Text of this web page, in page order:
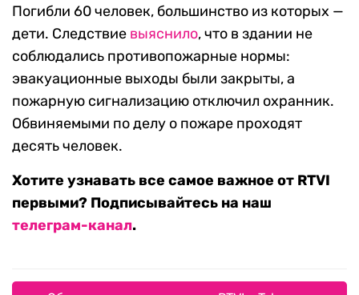
Погибли 60 человек, большинство из которых —
дети. Следствие выяснило, что в здании не
соблюдались противопожарные нормы:
эвакуационные выходы были закрыты, а
пожарную сигнализацию отключил охранник.
Обвиняемыми по делу о пожаре проходят
десять человек.
Хотите узнавать все самое важное от RTVI
первыми? Подписывайтесь на наш
телеграм-канал.